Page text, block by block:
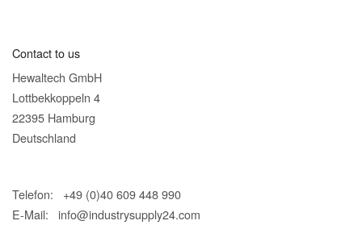
Contact to us
Hewaltech GmbH
Lottbekkoppeln 4
22395 Hamburg
Deutschland
Telefon: +49 (0)40 609 448 990
E-Mail: info@industrysupply24.com